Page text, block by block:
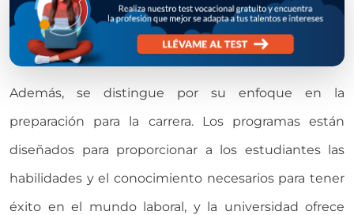
Además, se distingue por su enfoque en la
preparación para la carrera. Los programas están
diseñados para proporcionar a los estudiantes las
habilidades y el conocimiento necesarios para tener
éxito en el mundo laboral, y la universidad ofrece